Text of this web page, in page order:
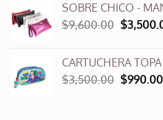
era:
SOBRE CHICO -
$9,600.00 El
era:
$
CARTUCHERA
$3,500.00 El
$990.00